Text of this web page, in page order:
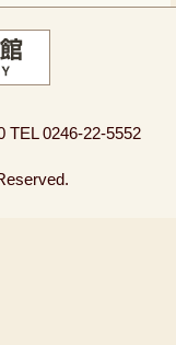
TEL 0246-22-5552